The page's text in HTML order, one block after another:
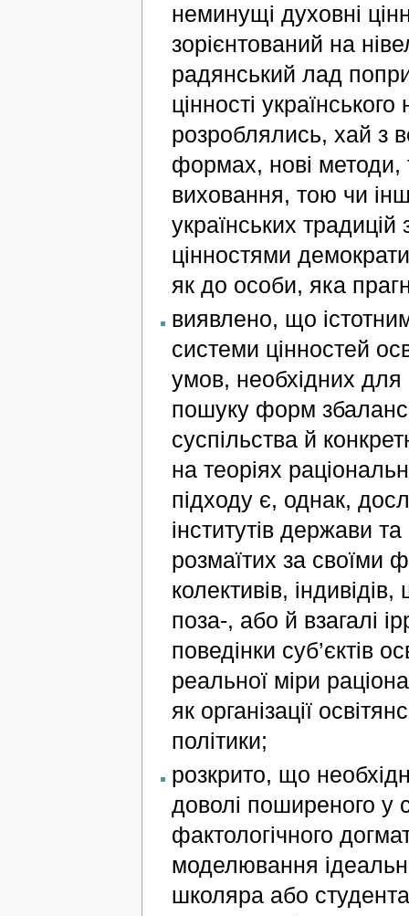
неминущі духовні
зорієнтований на
радянський лад
цінності
розроблялись, хай з
формах, нові методи,
виховання, тою чи
українських
цінностями
як до особи, яка
виявлено, що
системи цінностей
умов, необхідних для
пошуку форм
суспільства й
на теоріях
підходу є, однак,
інститутів держави
розмаїтих за своїми
колективів,
поза-, або й взагалі
поведінки суб’єктів
реальної міри
як організації
політики;
розкрито, що
доволі поширеного у
фактологічного
моделювання
школяра або студента